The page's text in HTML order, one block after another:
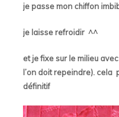
je passe mon chiffon
je laisse refroidir ^^
et je fixe sur le milieu
l’on doit repeindre). cela
définitif